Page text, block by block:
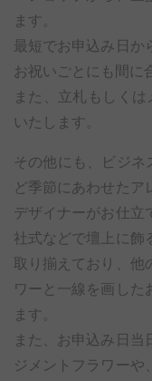
ます。
最短でお申込み日か
お祝いごとにも間に
また、立札もしく
いたします。
その他にも、ビジ
ど季節にあわせたア
デザイナーがお仕立
社式などで壇上に飾
取り揃えており、他
ワーと一線を画した
ます。
また、お申込み日当
ジメントフラワーや